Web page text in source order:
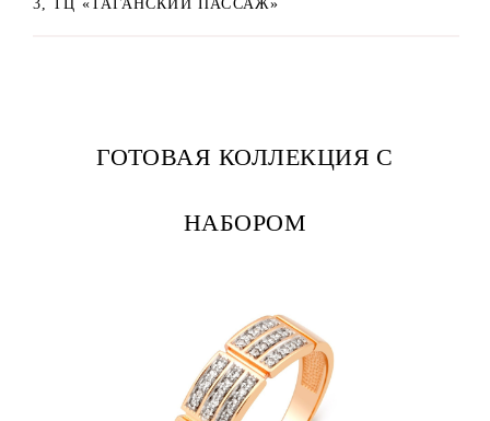
3, ТЦ «ТАГАНСКИЙ ПАССАЖ»
ГОТОВАЯ КОЛЛЕКЦИЯ С
НАБОРОМ